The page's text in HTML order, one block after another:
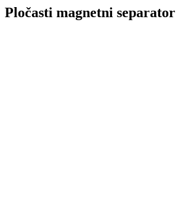
Pločasti magnetni separator